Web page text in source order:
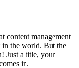
content management
in the world. But the
Just a title, your
in.